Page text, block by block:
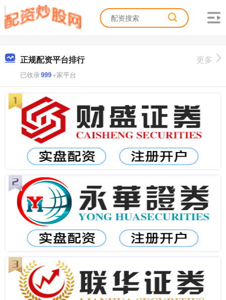
正规配资平台排行
已收录999+家平台
更多